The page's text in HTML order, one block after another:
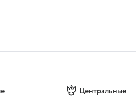
Центральные